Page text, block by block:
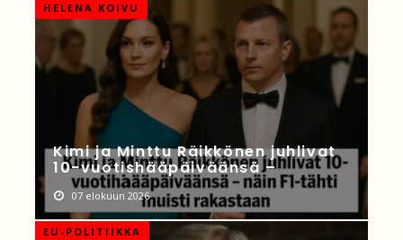
HELENA KOIVU
Kimi ja Minttu Räikkönen juhlivat
10-vuotishääpäiväänsä –
07 elokuun 2026
EU-POLITIIKKA